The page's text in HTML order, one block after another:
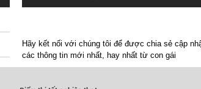
Hãy kết nối với chúng tôi để được chia sẻ cập
các thông tin mới nhất, hay nhất từ con gái